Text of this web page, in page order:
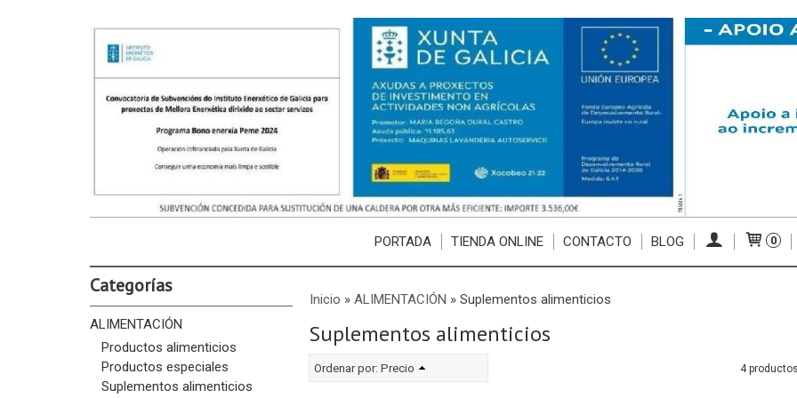
PORTADA TIENDA ONLINE CONTACTO BLOG 0
Categorías
ALIMENTACIÓN
Productos alimenticios
Productos especiales
Suplementos alimenticios
Inicio » ALIMENTACIÓN » Suplementos alimenticios
Suplementos alimenticios
Ordenar por: Precio 4